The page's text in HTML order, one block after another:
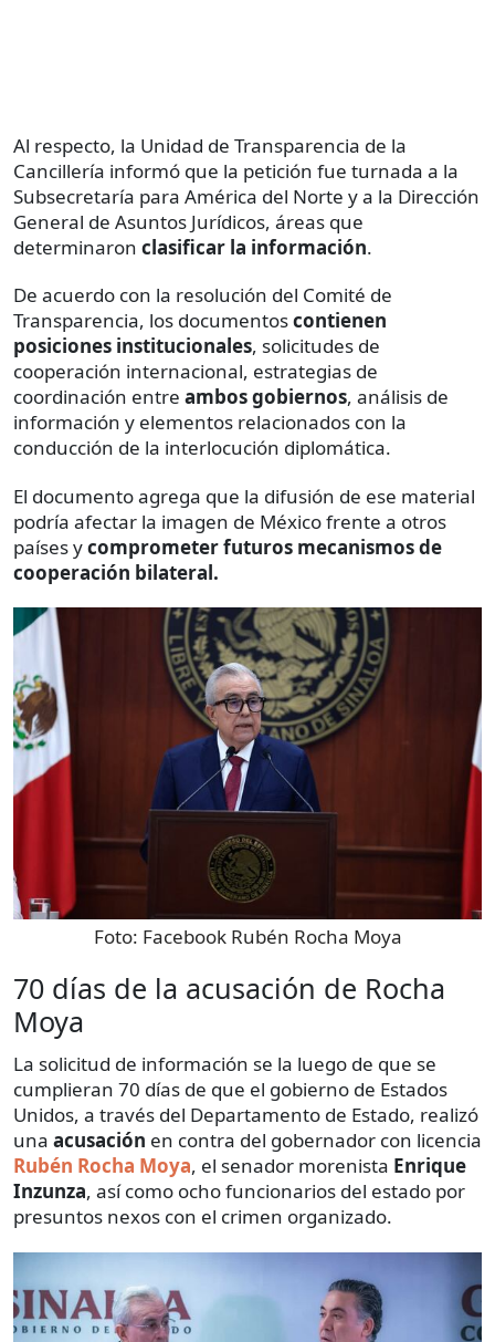
Al respecto, la Unidad de Transparencia de la
Cancillería informó que la petición fue turnada a la
Subsecretaría para América del Norte y a la Dirección
General de Asuntos Jurídicos, áreas que
determinaron clasificar la información.
De acuerdo con la resolución del Comité de
Transparencia, los documentoscontienen
posiciones institucionales, solicitudes de
cooperación internacional, estrategias de
coordinación entre ambosgobiernos, análisis de
información y elementos relacionados con la
conducción de la interlocución diplomática.
El documento agrega que la difusión de ese material
podría afectar la imagen de México frente a otros
países ycomprometer futuros mecanismos de
cooperación bilateral.
Foto: Facebook Rubén Rocha Moya
70 días de la acusación de Rocha
Moya
La solicitud de información se la luego de que se
cumplieran 70 días de que el gobierno de Estados
Unidos, a través del Departamento de Estado, realizó
una acusación en contra del gobernador con licencia
Rubén Rocha Moya, el senador morenista Enrique
Inzunza, así como ocho funcionarios del estado por
presuntos nexos con el crimen organizado.